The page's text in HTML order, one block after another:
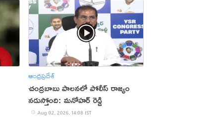
ఆంధ్రప్రదేశ్
చంద్రబాబు పాలనలో పోలీస్ రాజ్యం
నడుస్తోంది: మనోహర్ రెడ్డి
Aug 02, 2026, 14:08 IST